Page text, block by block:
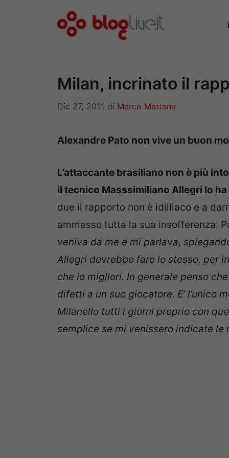
Milan, incrinato il
Dic 27, 2011 di Marco Mattana
Alexandre Pato non vive un buon
L’attaccante brasiliano non è più
il tecnico Masssimiliano Allegri lo
due il rapporto non è idilliaco e a
ammesso tutta la sua insofferenza.
veniva da me e mi parlava,
Allegri dovrebbe fare lo stesso, per
che io migliori. In generale penso
difetti a un suo giocatore. E’ l’unico
Milanello tutti i giorni proprio con
semplice se mi venissero indicate le